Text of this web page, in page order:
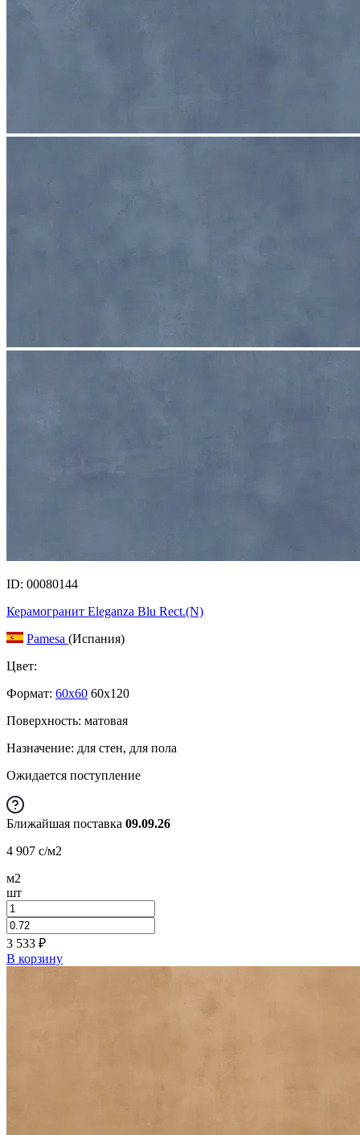
ID: 00080144
Керамогранит Eleganza Blu Rect.(N)
Pamesa (Испания)
Цвет:
Формат: 60x60 60x120
Поверхность: матовая
Назначение: для стен, для пола
Ожидается поступление
Ближайшая поставка 09.09.26
4 907 c/м2
м2
шт
3 533 ₽
В корзину